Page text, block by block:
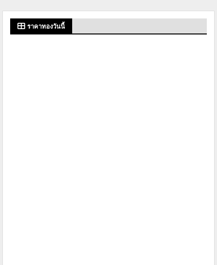
ราคาทองวันนี้